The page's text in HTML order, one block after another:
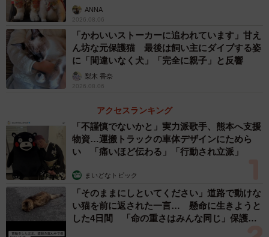
ANNA
2026.08.06
「かわいいストーカーに追われています」甘え
ん坊な元保護猫 最後は飼い主にダイブする姿
に「間違いなく犬」「完全に親子」と反響
梨木 香奈
2026.08.06
アクセスランキング
「不謹慎でないかと」実力派歌手、熊本へ支援
物資…運搬トラックの車体デザインにためら
い 「痛いほど伝わる」「行動され立派」
まいどなトピック
「そのままにしといてください」道路で動けな
い猫を前に返された一言… 懸命に生きようと
した4日間 「命の重さはみんな同じ」保護団